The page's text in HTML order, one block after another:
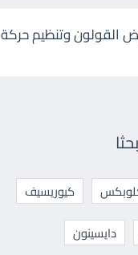
القولون وتنظيم حركة
كيوريسيف
دايسينون